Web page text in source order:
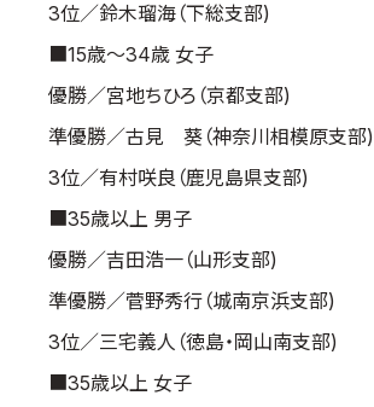
3位／鈴木瑠海（下総支部)
■15歳～34歳 女子
優勝／宮地ちひろ（京都支部)
準優勝／古見 葵（神奈川相模原支部)
3位／有村咲良（鹿児島県支部)
■35歳以上 男子
優勝／吉田浩一（山形支部)
準優勝／菅野秀行（城南京浜支部)
3位／三宅義人（徳島・岡山南支部)
■35歳以上 女子